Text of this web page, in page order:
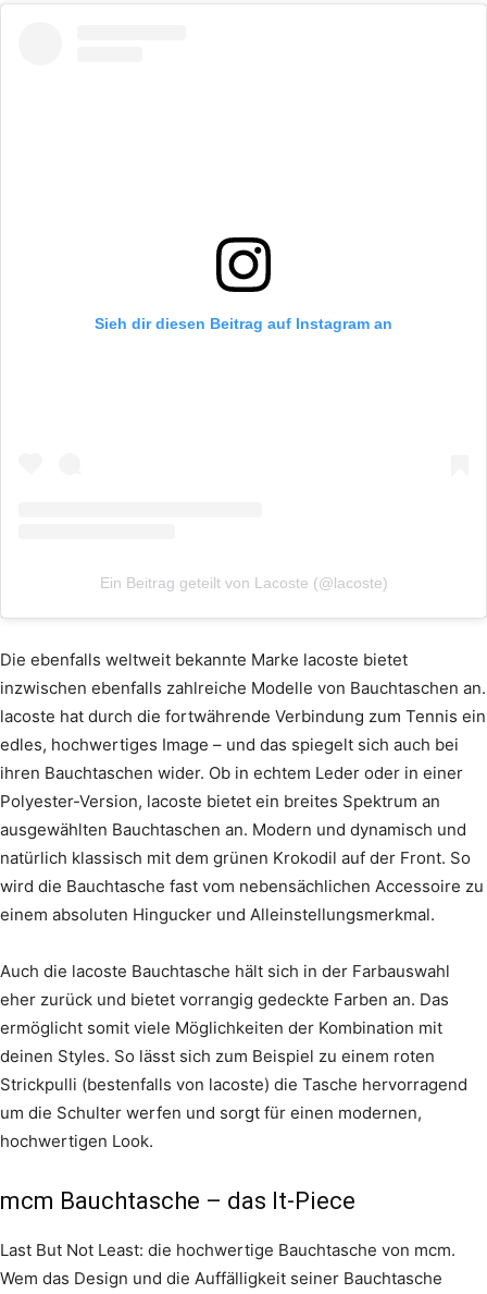
Sieh dir diesen Beitrag auf Instagram an
Ein Beitrag geteilt von Lacoste (@lacoste)
Die ebenfalls weltweit bekannte Marke lacoste bietet
inzwischen ebenfalls zahlreiche Modelle von Bauchtaschen an.
lacoste hat durch die fortwährende Verbindung zum Tennis ein
edles, hochwertiges Image – und das spiegelt sich auch bei
ihren Bauchtaschen wider. Ob in echtem Leder oder in einer
Polyester-Version, lacoste bietet ein breites Spektrum an
ausgewählten Bauchtaschen an. Modern und dynamisch und
natürlich klassisch mit dem grünen Krokodil auf der Front. So
wird die Bauchtasche fast vom nebensächlichen Accessoire zu
einem absoluten Hingucker und Alleinstellungsmerkmal.
Auch die lacoste Bauchtasche hält sich in der Farbauswahl
eher zurück und bietet vorrangig gedeckte Farben an. Das
ermöglicht somit viele Möglichkeiten der Kombination mit
deinen Styles. So lässt sich zum Beispiel zu einem roten
Strickpulli (bestenfalls von lacoste) die Tasche hervorragend
um die Schulter werfen und sorgt für einen modernen,
hochwertigen Look.
mcm Bauchtasche – das It-Piece
Last But Not Least: die hochwertige Bauchtasche von mcm.
Wem das Design und die Auffälligkeit seiner Bauchtasche